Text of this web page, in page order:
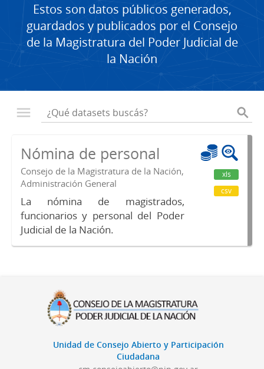
Estos son datos públicos generados,
guardados y publicados por el Consejo
de la Magistratura del Poder Judicial de
la Nación
Nómina de personal
Consejo de la Magistratura de la Nación,
Administración General
La nómina de magistrados,
funcionarios y personal del Poder
Judicial de la Nación.
xls
csv
Unidad de Consejo Abierto y Participación
Ciudadana